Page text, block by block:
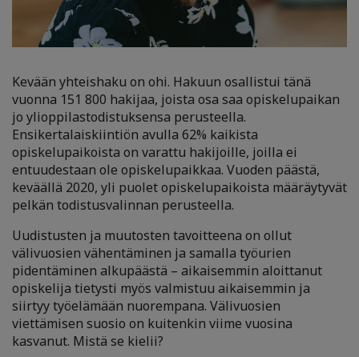
Kevään yhteishaku on ohi. Hakuun osallistui tänä
vuonna 151 800 hakijaa, joista osa saa opiskelupaikan
jo ylioppilastodistuksensa perusteella.
Ensikertalaiskiintiön avulla 62% kaikista
opiskelupaikoista on varattu hakijoille, joilla ei
entuudestaan ole opiskelupaikkaa. Vuoden päästä,
keväällä 2020, yli puolet opiskelupaikoista määräytyvät
pelkän todistusvalinnan perusteella.
Uudistusten ja muutosten tavoitteena on ollut
välivuosien vähentäminen ja samalla työurien
pidentäminen alkupäästä – aikaisemmin aloittanut
opiskelija tietysti myös valmistuu aikaisemmin ja
siirtyy työelämään nuorempana. Välivuosien
viettämisen suosio on kuitenkin viime vuosina
kasvanut. Mistä se kielii?